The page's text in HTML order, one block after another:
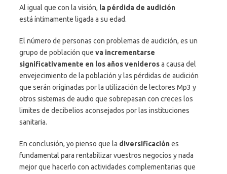
Al igual que con la visión, la pérdida de audición
está íntimamente ligada a su edad.
El número de personas con problemas de audición, es un
grupo de población que va incrementarse
significativamente en los años veniderosa causa del
envejecimiento de la población y las pérdidas de audición
que serán originadas por la utilización de lectores Mp3 y
otros sistemas de audio que sobrepasan con creces los
limites de decibelios aconsejados por las instituciones
sanitaria.
En conclusión, yo pienso que la diversificaciónes
fundamental para rentabilizar vuestros negocios y nada
mejor que hacerlo con actividades complementarias que